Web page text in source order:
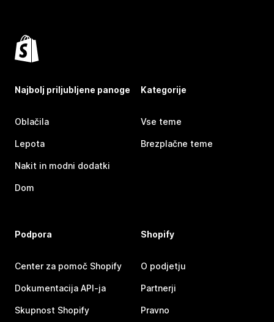
Najbolj priljubljene panoge
Oblačila
Lepota
Nakit in modni dodatki
Dom
Kategorije
Vse teme
Brezplačne teme
Podpora
Center za pomoč Shopify
Dokumentacija API-ja
Skupnost Shopify
Shopify
O podjetju
Partnerji
Pravno